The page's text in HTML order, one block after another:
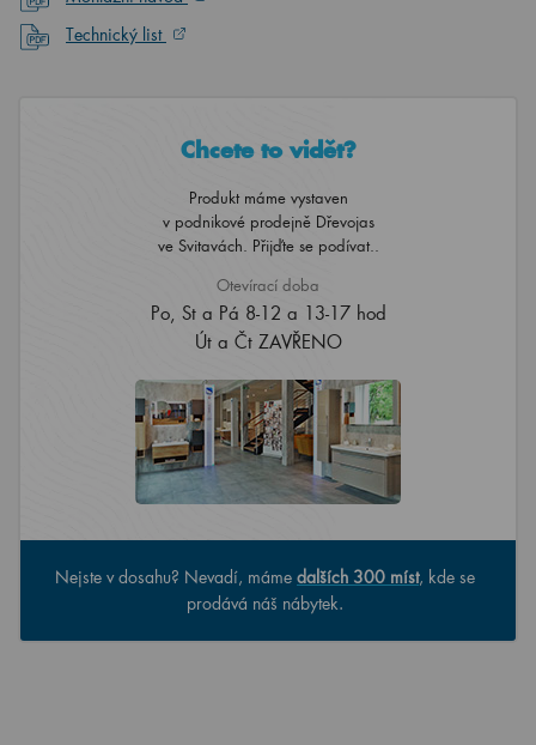
Technický list
Chcete to vidět?
Produkt máme vystaven
v podnikové prodejně Dřevojas
ve Svitavách. Přijďte se podívat..
Otevírací doba
Po, St a Pá 8-12 a 13-17 hod
Út a Čt ZAVŘENO
Nejste v dosahu? Nevadí, máme dalších 300 míst, kde se
prodává náš nábytek.